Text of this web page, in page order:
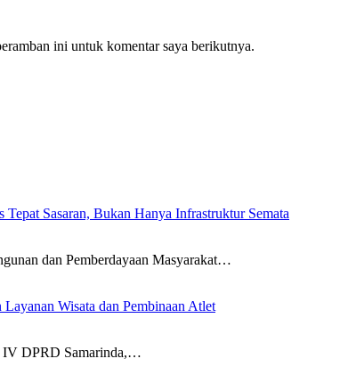
ini untuk komentar saya berikutnya.
Sasaran, Bukan Hanya Infrastruktur Semata
dan Pemberdayaan Masyarakat…
Wisata dan Pembinaan Atlet
IV DPRD Samarinda,…